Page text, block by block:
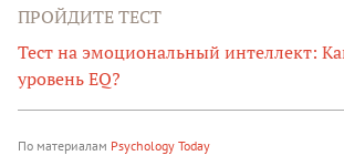
ПРОЙДИТЕ ТЕСТ
Тест на эмоциональный интеллект:
уровень EQ?
По материалам Psychology Today